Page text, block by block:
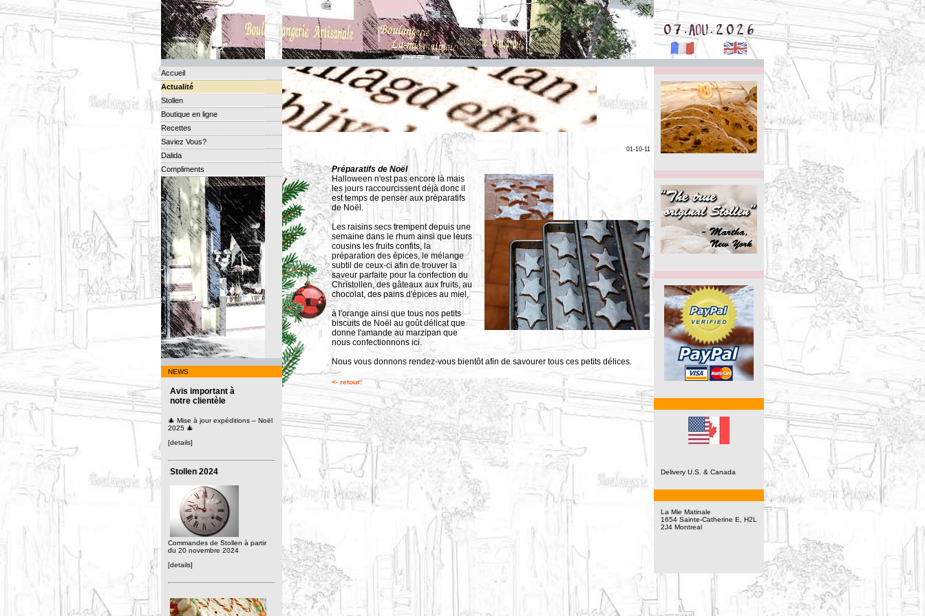
. .
Accueil
Actualité
Stollen
Boutique en ligne
Recettes
Saviez Vous?
Dalida
Compliments
NEWS
Avis important à
notre clientèle
🎄 Mise à jour expéditions – Noël
2025 🎄
[details]
Stollen 2024
Commandes de Stollen à partir
du 20 novembre 2024
[details]
01-10-11
Préparatifs de Noël
Halloween n'est pas encore là mais
les jours raccourcissent déjà donc il
est temps de penser aux préparatifs
de Noël.
Les raisins secs trempent depuis une
semaine dans le rhum ainsi que leurs
cousins les fruits confits, la
préparation des épices, le mélange
subtil de ceux-ci afin de trouver la
saveur parfaite pour la confection du
Christollen, des gâteaux aux fruits, au
chocolat, des pains d'épices au miel,
à l'orange ainsi que tous nos petits
biscuits de Noël au goût délicat que
donne l'amande au marzipan que
nous confectionnons ici.
Nous vous donnons rendez-vous bientôt afin de savourer tous ces petits délices.
<- retour:
Delivery U.S. & Canada
La Mie Matinale
1654 Sainte-Catherine E, H2L
2J4 Montreal